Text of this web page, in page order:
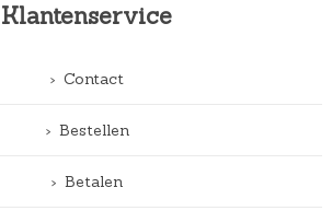
Klantenservice
Contact
Bestellen
Betalen